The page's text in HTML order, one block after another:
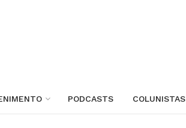
PODCASTS COLUNISTAS